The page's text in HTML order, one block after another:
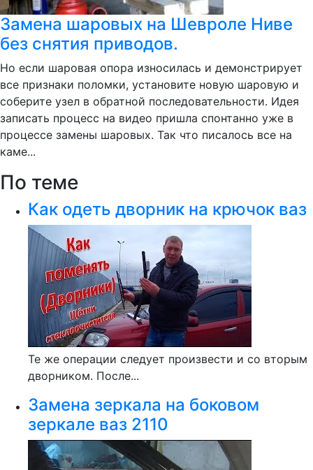
Замена шаровых на Шевроле Ниве
без снятия приводов.
Но если шаровая опора износилась и демонстрирует
все признаки поломки, установите новую шаровую и
соберите узел в обратной последовательности. Идея
записать процесс на видео пришла спонтанно уже в
процессе замены шаровых. Так что писалось все на
каме...
По теме
Как одеть дворник на крючок ваз
Те же операции следует произвести и со вторым
дворником. После...
Замена зеркала на боковом
зеркале ваз 2110